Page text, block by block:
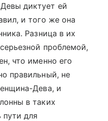
диктует ей
и того же она
Разница в их
проблемой,
что именно его
правильный, не
Дева, и
в таких
пути для